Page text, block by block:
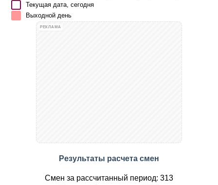
Текущая дата, сегодня
Выходной день
РЕКЛАМА
Результаты расчета смен
Смен за рассчитанный период: 313